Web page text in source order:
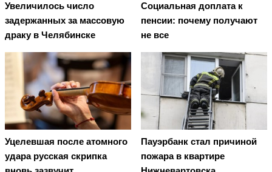
Увеличилось число
задержанных за массовую
драку в Челябинске
Социальная доплата к
пенсии: почему получают
не все
Уцелевшая после атомного
удара русская скрипка
Пауэрбанк стал причиной
пожара в квартире